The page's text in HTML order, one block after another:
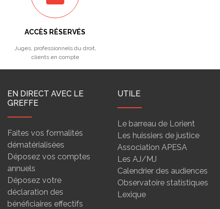
ACCÈS RÉSERVÉS
Juges, professionnels du droit,
clients en compte
EN DIRECT AVEC LE
GREFFE
Faites vos formalités
dématérialisées
Déposez vos comptes
annuels
Déposez votre
déclaration des
bénéficiaires effectifs
UTILE
Le barreau de Lorient
Les huissiers de justice
Association APESA
Les AJ/MJ
Calendrier des audiences
Observatoire statistiques
Lexique